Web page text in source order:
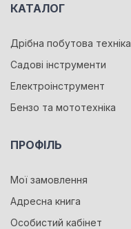
КАТАЛОГ
Дрібна побутова техніка
Садові інструменти
Електроінструмент
Бензо та мототехніка
ПРОФІЛЬ
Мої замовлення
Адресна книга
Особистий кабінет